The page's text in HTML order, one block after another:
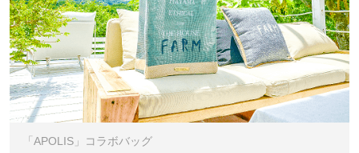
「APOLIS」コラボバッグ